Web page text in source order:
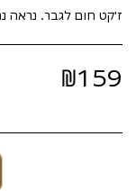
ז'קט חום לגבר. נראה
₪159